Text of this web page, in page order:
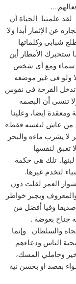
الحياة أن
عن الإثمار أبدا ولا
شبابى وكلماتها
ستخبرك الأمطار أين
سماء ومع أى شخص
ولو فى غير موضعه
تدخل الفرحة فى نفوس
تنسى أن البصمة
ومعقدة ايضا، وعلينا
من عاش لنفسه فقط»
لا يشرب ماءه والبحر
تعبق لنفسها
تلك هى حكمة
لتخدم غيرها.
العمر لقلت دون
ويجبر خواطر
وفيا أفضل من
جناح بعوضة .
والسلطان وإنما
الناس ودعاءهم
وحاملي المسك،
بقصد او بحسن نية